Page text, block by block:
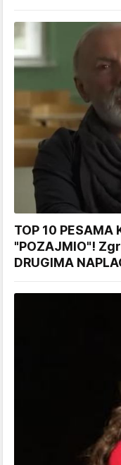
TOP 10 PESAMA
"POZAJMIO"!
DRUGIMA